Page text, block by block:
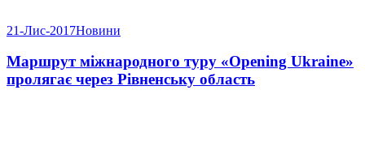
21-Лис-2017Новини
Маршрут міжнародного туру «Opening Ukraine»
пролягає через Рівненську область